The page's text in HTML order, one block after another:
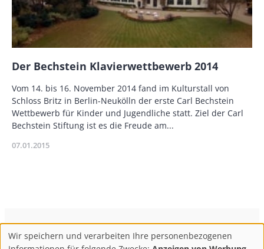
Name
Der Bechstein Klavierwettbewerb 2014
Description
Vom 14. bis 16. November 2014 fand im Kulturstall von
Schloss Britz in Berlin-Neukölln der erste Carl Bechstein
Wettbewerb für Kinder und Jugendliche statt. Ziel der Carl
Bechstein Stiftung ist es die Freude am...
Publikationsdatum
07.01.2015
ConBrio Kulturmedienhaus AGB
Datenschutz
Wir speichern und verarbeiten Ihre personenbezogenen